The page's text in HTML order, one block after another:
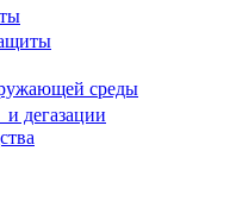
среды
дегазации